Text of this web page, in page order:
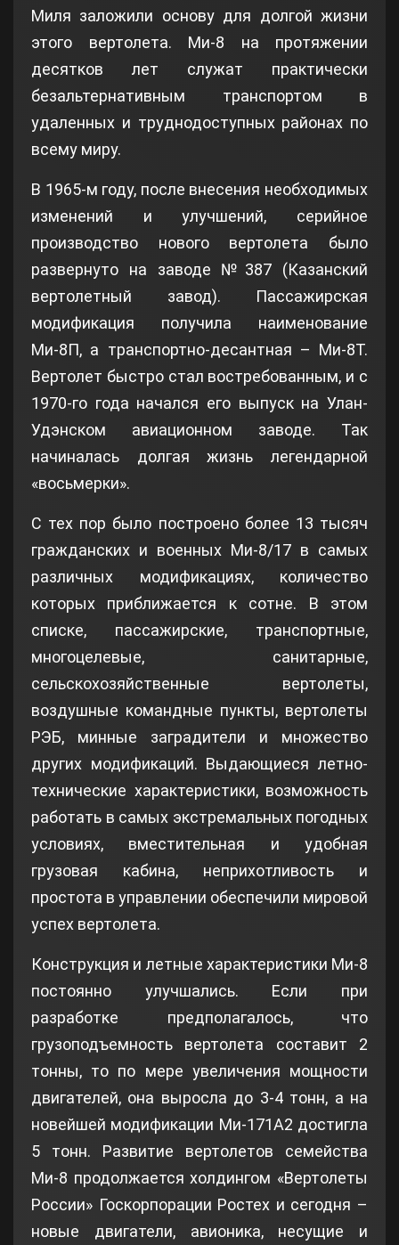
Миля заложили основу для долгой жизни
этого вертолета. Ми-8 на протяжении
десятков лет служат практически
безальтернативным транспортом в
удаленных и труднодоступных районах по
всему миру.
В 1965-м году, после внесения необходимых
изменений и улучшений, серийное
производство нового вертолета было
развернуто на заводе №387 (Казанский
вертолетный завод). Пассажирская
модификация получила наименование
Ми-8П, а транспортно-десантная – Ми-8Т.
Вертолет быстро стал востребованным, и с
1970-го года начался его выпуск на Улан-
Удэнском авиационном заводе. Так
начиналась долгая жизнь легендарной
«восьмерки».
С тех пор было построено более 13 тысяч
гражданских и военных Ми-8/17 в самых
различных модификациях, количество
которых приближается к сотне. В этом
списке, пассажирские, транспортные,
многоцелевые, санитарные,
сельскохозяйственные вертолеты,
воздушные командные пункты, вертолеты
РЭБ, минные заградители и множество
других модификаций. Выдающиеся летно-
технические характеристики, возможность
работать в самых экстремальных погодных
условиях, вместительная и удобная
грузовая кабина, неприхотливость и
простота в управлении обеспечили мировой
успех вертолета.
Конструкция и летные характеристики Ми-8
постоянно улучшались. Если при
разработке предполагалось, что
грузоподъемность вертолета составит 2
тонны, то по мере увеличения мощности
двигателей, она выросла до 3-4 тонн, а на
новейшей модификации Ми-171А2 достигла
5 тонн. Развитие вертолетов семейства
Ми-8 продолжается холдингом «Вертолеты
России» Госкорпорации Ростех и сегодня –
новые двигатели, авионика, несущие и